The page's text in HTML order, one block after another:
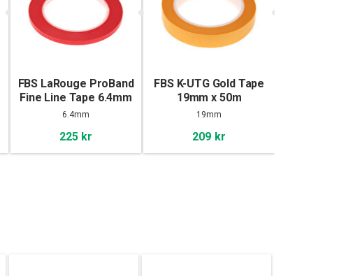
FBS LaRouge ProBand
Fine Line Tape 6.4mm
x 55m
6.4mm
225 kr
FBS K-UTG Gold Tape
19mm x 50m
19mm
209 kr